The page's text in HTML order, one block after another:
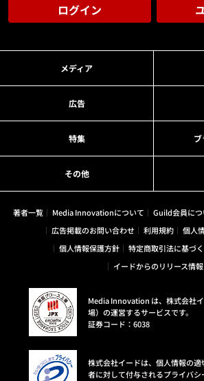
ログイン
メディア
広告
特集
その他
著者一覧 Media Innovationについて Guild会員につ
広告掲載のお問い合わせ
利用規約
個人
個人情報保護方針
特定商取引法に基づ
イードからのリリース情報
Media Innovation は、株式会社
場）の運営するサービスです。
証券コード：6038
株式会社イードは、個人情報の
者に対して付与されるプライバ